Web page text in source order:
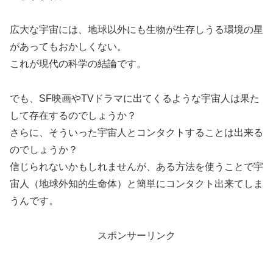
広大な宇宙には、地球以外にも生物が生存しうる環境の星
があってもおかしくない。
これが現代の科学の結論です。
でも、SF映画やTVドラマに出てくるような宇宙人は果た
して存在するのでしょうか？
さらに、そういった宇宙人とコンタクトすることは出来る
のでしょうか？
信じられないかもしれませんが、ある方法を使うことで宇
宙人（地球外知的生命体）と簡単にコンタクト出来てしま
うんです。
スポンサーリンク